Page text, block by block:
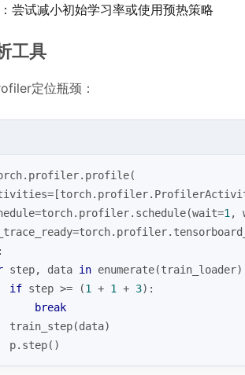
：尝试减小初始学习率或使用预热策略
工具
定位瓶颈：
1 ,
step, data in enumerate
if step >= (1 + 1 + 3):
break
train_step(data)
p.step()